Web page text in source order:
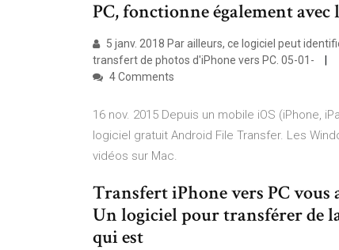
PC, fonctionne également avec
5 janv. 2018 Par ailleurs, ce logiciel peut
transfert de photos d'iPhone vers PC. 05-01-
4 Comments
16 nov. 2015 Depuis un mobile iOS (iPhone,
logiciel gratuit Android File Transfer. Les
vidéos sur Mac.
Transfert iPhone vers PC vous
Un logiciel pour transférer de
qui est